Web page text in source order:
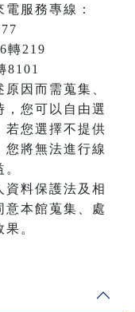
服務專線：
轉219
8101
因而需蒐集、
，您可以自由選
若您選擇不提供
您將無法進行線
資料保護法及相
意本館蒐集、處
。